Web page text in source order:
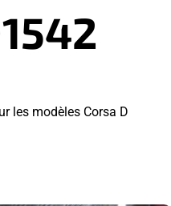
les modèles Corsa D